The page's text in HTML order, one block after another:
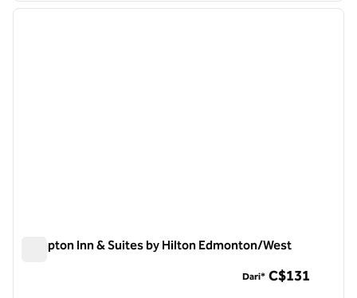
1 dari 12
Hampton Inn & Suites by Hilton Edmonton/West
Dari* C$131